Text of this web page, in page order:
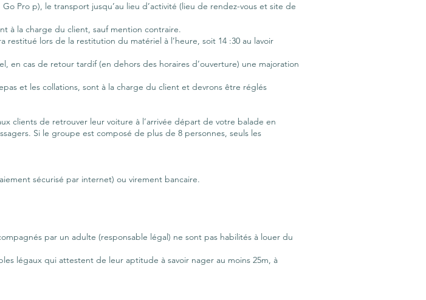
Pro p), le transport jusqu’au lieu d’activité (lieu de rendez-vous et site de
à la charge du client, sauf mention contraire.
lors de la restitution du matériel à l’heure, soit 14 :30 au lavoir
en cas de retour tardif (en dehors des horaires d’ouverture) une majoration
et les collations, sont à la charge du client et devrons être réglés
clients de retrouver leur voiture à l’arrivée départ de votre balade en
Si le groupe est composé de plus de 8 personnes, seuls les
sécurisé par internet) ou virement bancaire.
par un adulte (responsable légal) ne sont pas habilités à louer du
légaux qui attestent de leur aptitude à savoir nager au moins 25m, à